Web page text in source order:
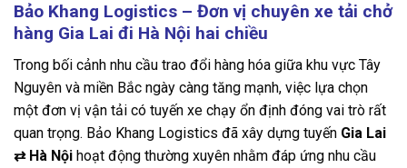
Bảo Khang Logistics – Đơn vị chuyên xe tải chở
hàng Gia Lai đi Hà Nội hai chiều
Trong bối cảnh nhu cầu trao đổi hàng hóa giữa khu vực Tây
Nguyên và miền Bắc ngày càng tăng mạnh, việc lựa chọn
một đơn vị vận tải có tuyến xe chạy ổn định đóng vai trò rất
quan trọng. Bảo Khang Logistics đã xây dựng tuyến Gia Lai
⇄Hà Nội hoạt động thường xuyên nhằm đáp ứng nhu cầu